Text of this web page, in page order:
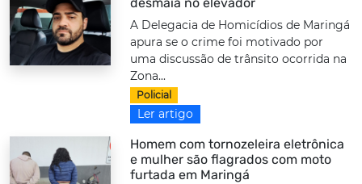
A Delegacia de Homicídios de Maringá
apura se o crime foi motivado por
uma discussão de trânsito ocorrida na
Zona...
Policial
Ler artigo
Homem com tornozeleira eletrônica
e mulher são flagrados com moto
furtada em Maringá